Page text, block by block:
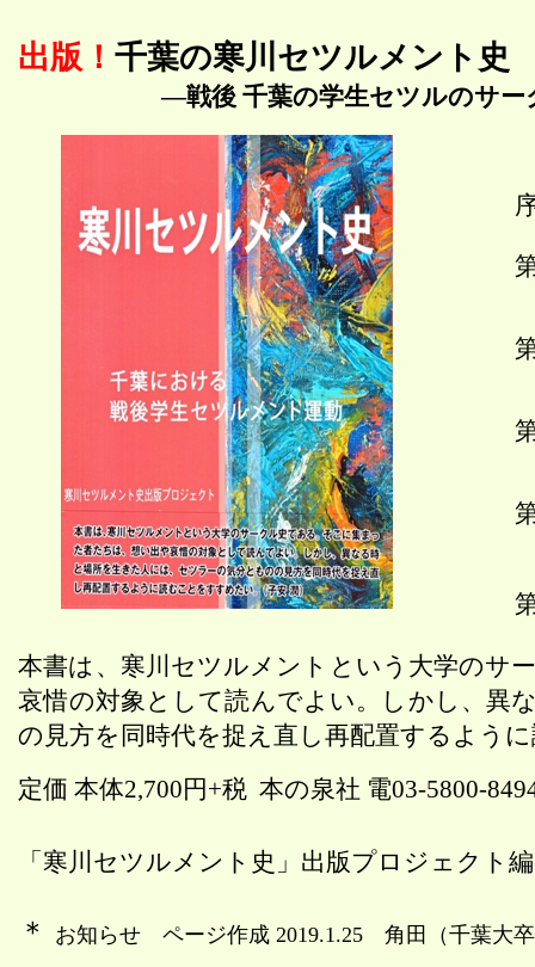
出版！千葉の寒川セツルメント史
―戦後 千葉の学生セツルのサ
本書は、寒川セツルメントという大学のサ
哀惜の対象として読んでよい。しかし、異
の見方を 同時代を捉え直し再配置するよう
定価 本体2,700円 +税 本の泉社 電03-5800-
「寒川セツルメント史」出版プロジェクト
＊ お知らせ ページ作成2019.1.25 角田（千葉大